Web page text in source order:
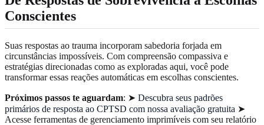
Conscientes
Suas respostas ao trauma incorporam sabedoria forjada em
circunstâncias impossíveis. Com compreensão compassiva e
estratégias direcionadas como as exploradas aqui, você pode
transformar essas reações automáticas em escolhas conscientes.
Próximos passos te aguardam: ➤ Descubra seus padrões
primários de resposta ao CPTSD com nossa avaliação gratuita ➤
Acesse ferramentas de gerenciamento imprimíveis com seu relatório